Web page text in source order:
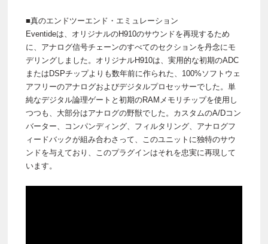
■真のエンドツーエンド・エミュレーション
Eventideは、オリジナルのH910のサウンドを再現するため
に、アナログ信号チェーンのすべてのセクションを丹念にモ
デリングしました。オリジナルH910は、実用的な初期のADC
またはDSPチップよりも数年前に作られた、100%ソフトウェ
アフリーのアナログおよびデジタルプロセッサーでした。単
純なデジタル論理ゲートと初期のRAMメモリチップを使用し
つつも、大部分はアナログの野獣でした。カスタムのA/Dコン
バーター、コンパンディング、フィルタリング、アナログフ
ィードバックが組み合わさって、このユニットに独特のサウ
ンドを与えており、このプラグインはそれを忠実に再現して
います。